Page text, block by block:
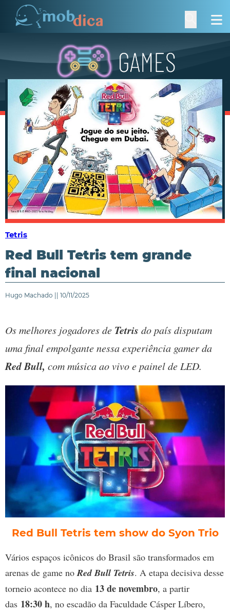
Tetris
Red Bull Tetris tem grande
final nacional
Hugo Machado || 10/11/2025
Os melhores jogadores de Tetris do país disputam
uma final empolgante nessa experiência gamer da
Red Bull, com música ao vivo e painel de LED.
Red Bull Tetris tem show do Syon Trio
Vários espaços icônicos do Brasil são transformados em
arenas de game noRed Bull Tetris. A etapa decisiva desse
torneio acontece no dia 13 de novembro, a partir
das 18:30 h, no escadão da Faculdade Cásper Líbero,